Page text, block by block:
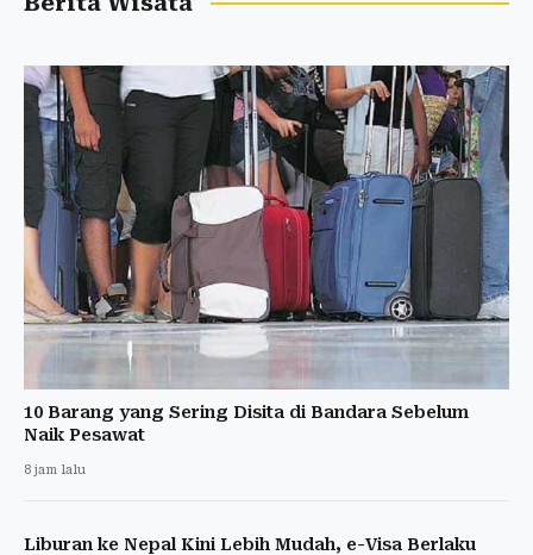
10 Barang yang Sering Disita di Bandara Sebelum
Naik Pesawat
8 jam lalu
Liburan ke Nepal Kini Lebih Mudah, e-Visa Berlaku